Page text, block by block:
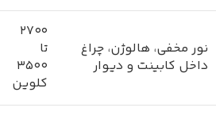
نور مخفی، هالوژن، چراغ
داخل کابینت و دیوار
۲۷۰۰
تا
۳۵۰۰
کلوین